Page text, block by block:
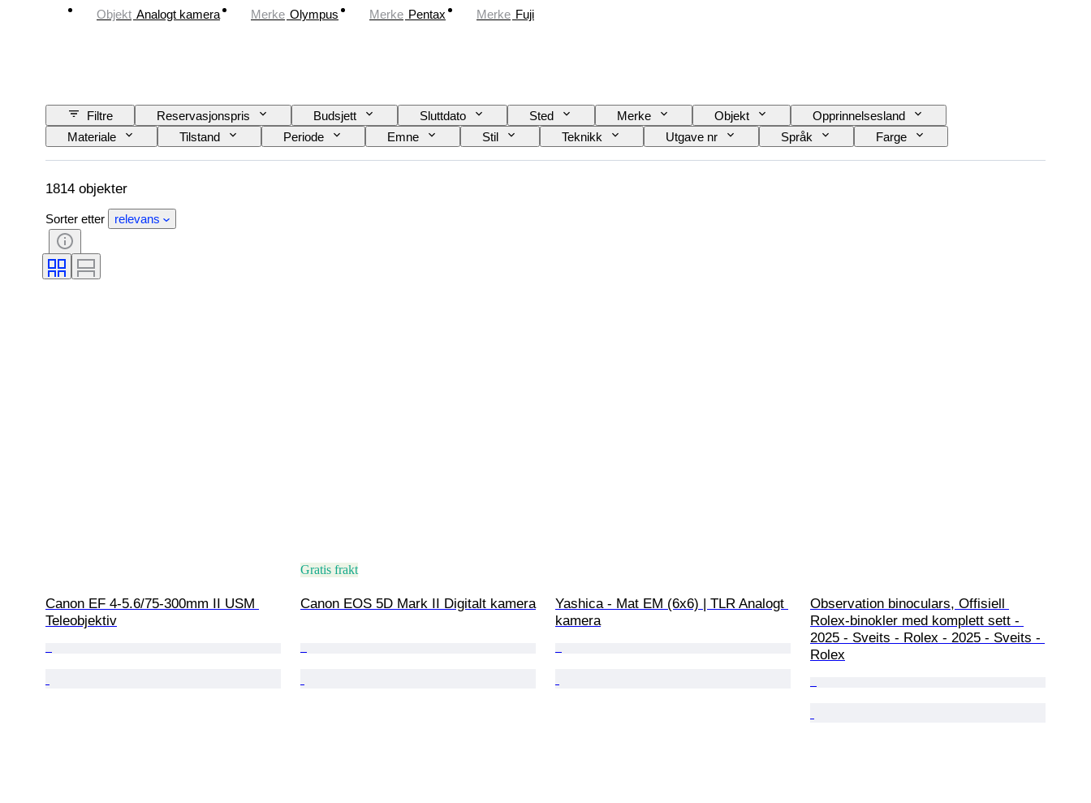
Objekt Analogt kamera Merke Olympus Merke Pentax Merke Fuji
Filtre Reservasjonspris Budsjett Sluttdato Sted Merke Objekt
Opprinnelsesland
Materiale
Tilstand Periode Emne Stil Teknikk Utgave nr Språk
Farge
Objektivmontering
Type mikroskop Type videoopptaker Type kikkert Type teleskop
Type videokamera
1814 objekter
Sorter etter relevans
Canon EF 4-5.6/75-300mm II USM
Teleobjektiv
Gratis frakt
Canon EOS 5D Mark II Digitalt kamera
Yashica - Mat EM (6x6) | TLR Analogt
kamera
Observation binoculars, Offisiell
Rolex-binokler med komplett sett -
2025 - Sveits - Rolex - 2025 - Sveits -
Rolex